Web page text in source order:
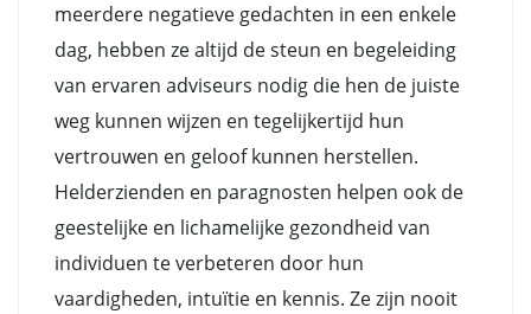
meerdere negatieve gedachten in een enkele
dag, hebben ze altijd de steun en begeleiding
van ervaren adviseurs nodig die hen de juiste
weg kunnen wijzen en tegelijkertijd hun
vertrouwen en geloof kunnen herstellen.
Helderzienden en paragnosten helpen ook de
geestelijke en lichamelijke gezondheid van
individuen te verbeteren door hun
vaardigheden, intuïtie en kennis. Ze zijn nooit